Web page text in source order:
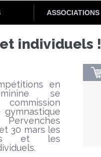
ASSOCIATIONS
et individuels !
en
se
30 mars les
et les